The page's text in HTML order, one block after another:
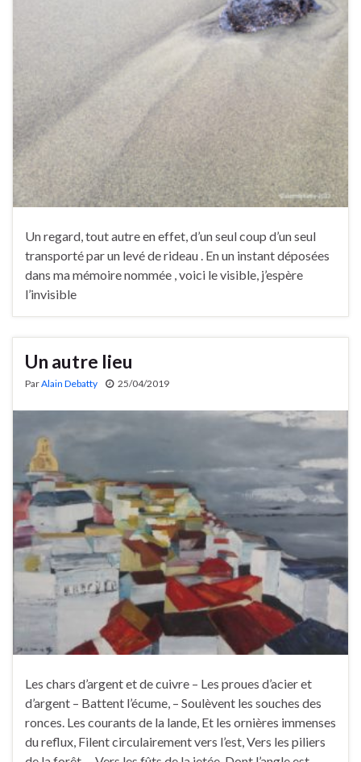
Un regard, tout autre en effet, d’un seul coup d’un seul
transporté par un levé de rideau . En un instant déposées
dans ma mémoire nommée , voici le visible, j’espère
l’invisible
Un autre lieu
ParAlain Debatty 25/04/2019
Les chars d’argent et de cuivre – Les proues d’acier et
d’argent – Battent l’écume, – Soulèvent les souches des
ronces. Les courants de la lande, Et les ornières immenses
du reflux, Filent circulairement vers l’est, Vers les piliers